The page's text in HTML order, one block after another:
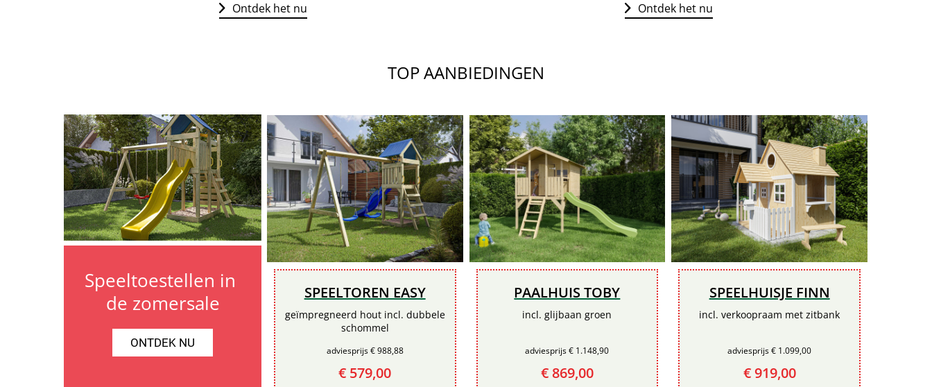
Ontdek het nu
Ontdek het nu
TOP AANBIEDINGEN
Speeltoestellen in
de zomersale
ONTDEK NU
SPEELTOREN EASY
geïmpregneerd hout incl. dubbele
schommel
adviesprijs € 988,88
€ 579,00
PAALHUIS TOBY
incl. glijbaan groen
adviesprijs € 1.148,90
€ 869,00
SPEELHUISJE FINN
incl. verkoopraam met zitbank
adviesprijs € 1.099,00
€ 919,00